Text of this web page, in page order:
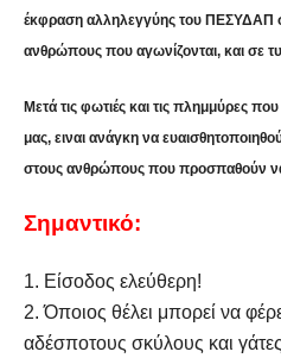
έκφραση αλληλεγγύης του ΠΕΣΥΔΑΠ
ανθρώπους που αγωνίζονται, και σε
Μετά τις φωτιές και τις πλημμύρες
μας, ειναι ανάγκη να
στους ανθρώπους που προσπαθούν να
Σημαντικό:
1. Είσοδος ελεύθερη!
2. Όποιος θέλει μπορεί να
αδέσποτους σκύλους και